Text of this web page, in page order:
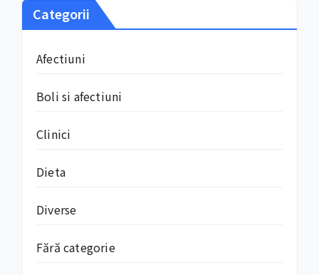
Categorii
Afectiuni
Boli si afectiuni
Clinici
Dieta
Diverse
Fără categorie